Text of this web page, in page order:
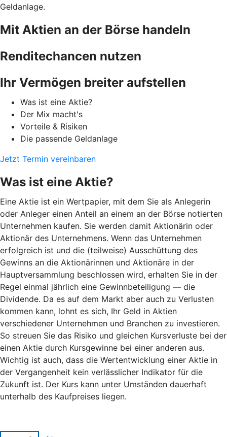
Geldanlage.
Mit Aktien an der Börse handeln
Renditechancen nutzen
Ihr Vermögen breiter aufstellen
Was ist eine Aktie?
Der Mix macht's
Vorteile & Risiken
Die passende Geldanlage
Jetzt Termin vereinbaren
Was ist eine Aktie?
Eine Aktie ist ein Wertpapier, mit dem Sie als Anlegerin
oder Anleger einen Anteil an einem an der Börse notierten
Unternehmen kaufen. Sie werden damit Aktionärin oder
Aktionär des Unternehmens. Wenn das Unternehmen
erfolgreich ist und die (teilweise) Ausschüttung des
Gewinns an die Aktionärinnen und Aktionäre in der
Hauptversammlung beschlossen wird, erhalten Sie in der
Regel einmal jährlich eine Gewinnbeteiligung — die
Dividende. Da es auf dem Markt aber auch zu Verlusten
kommen kann, lohnt es sich, Ihr Geld in Aktien
verschiedener Unternehmen und Branchen zu investieren.
So streuen Sie das Risiko und gleichen Kursverluste bei der
einen Aktie durch Kursgewinne bei einer anderen aus.
Wichtig ist auch, dass die Wertentwicklung einer Aktie in
der Vergangenheit kein verlässlicher Indikator für die
Zukunft ist. Der Kurs kann unter Umständen dauerhaft
unterhalb des Kaufpreises liegen.